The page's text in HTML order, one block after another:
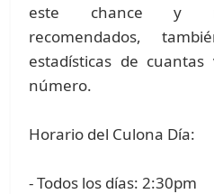
este chance y
recomendados,
estadísticas de
número.
Horario del Culona Día:
- Todos los días: 2:30pm